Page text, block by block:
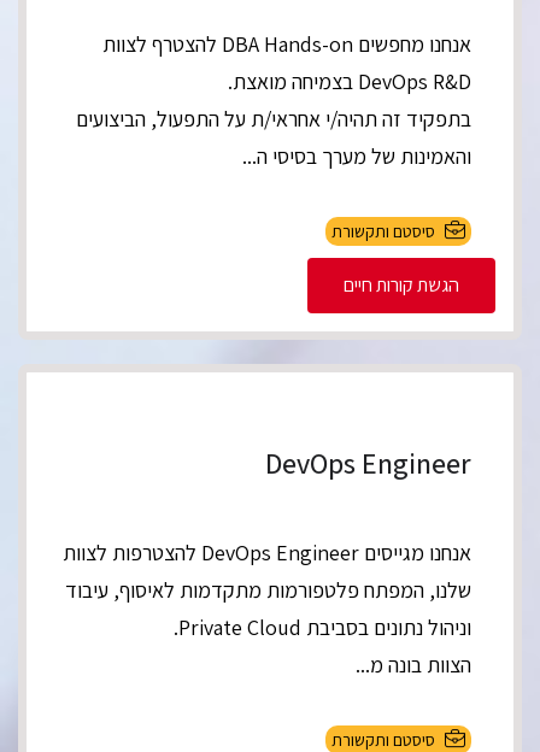
אנחנו מחפשים DBA Hands-on להצטרף לצוות
DevOps R&D בצמיחה מואצת.
בתפקיד זה תהיה/י אחראי/ת על התפעול, הביצועים
והאמינות של מערך בסיסי ה...
סיסטם ותקשורת
הגשת קורות חיים
DevOps Engineer
אנחנו מגייסים DevOps Engineer להצטרפות לצוות
שלנו, המפתח פלטפורמות מתקדמות לאיסוף, עיבוד
וניהול נתונים בסביבת Private Cloud.
הצוות בונה מ...
סיסטם ותקשורת